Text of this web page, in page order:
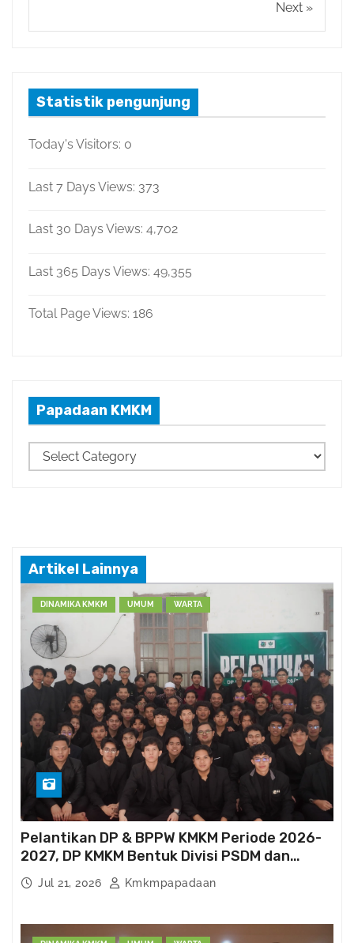
Next »
Statistik pengunjung
Today's Visitors: 0
Last 7 Days Views: 373
Last 30 Days Views: 4,702
Last 365 Days Views: 49,355
Total Page Views: 186
Papadaan KMKM
a
a
a
K
M
K
Artikel Lainnya
DINAMIKA KMKM UMUM WARTA
Pelantikan DP & BPPW KMKM Periode 2026-
2027, DP KMKM Bentuk Divisi PSDM dan
Kema’had-an
Jul 21, 2026 Kmkmpapadaan